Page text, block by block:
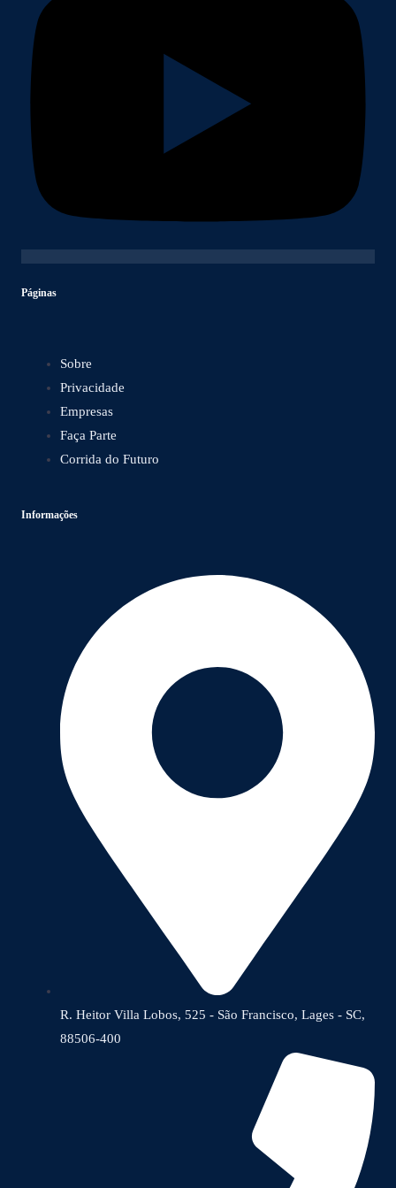
Páginas
Sobre
Privacidade
Empresas
Faça Parte
Corrida do Futuro
Informações
R. Heitor Villa Lobos, 525 - São Francisco, Lages - SC,
88506-400